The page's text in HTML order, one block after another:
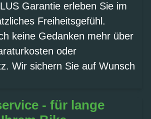
Garantie erleben Sie im
Freiheitsgefühl.
keine Gedanken mehr über
oder
Wir sichern Sie auf Wunsch
- für lange